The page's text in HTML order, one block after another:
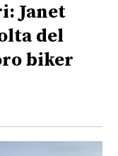
Janet
del
biker